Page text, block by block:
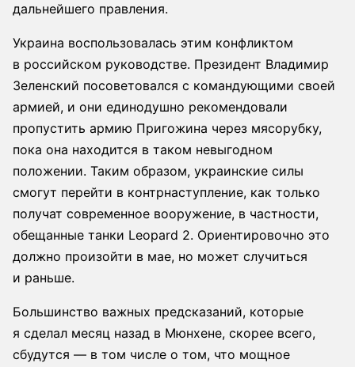
дальнейшего правления.
Украина воспользовалась этим конфликтом
в российском руководстве. Президент Владимир
Зеленский посоветовался с командующими своей
армией, и они единодушно рекомендовали
пропустить армию Пригожина через мясорубку,
пока она находится в таком невыгодном
положении. Таким образом, украинские силы
смогут перейти в контрнаступление, как только
получат современное вооружение, в частности,
обещанные танки Leopard 2. Ориентировочно это
должно произойти в мае, но может случиться
и раньше.
Большинство важных предсказаний, которые
я сделал месяц назад в Мюнхене, скорее всего,
сбудутся — в том числе о том, что мощное